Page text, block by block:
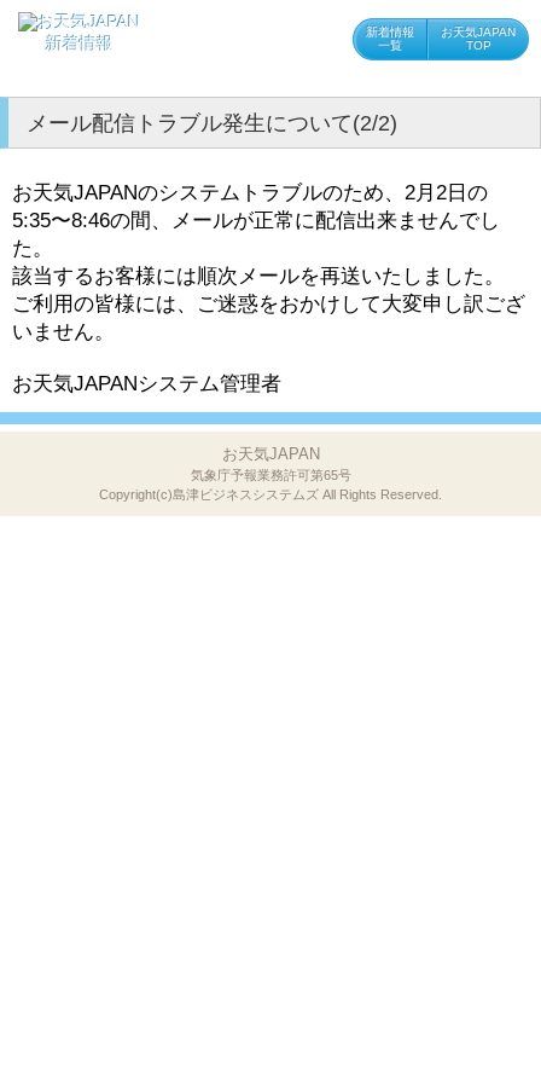
新着情報
新着情報
一覧
お天気JAPAN
TOP
メール配信トラブル発生について(2/2)
お天気JAPANのシステムトラブルのため、2月2日の
5:35〜8:46の間、メールが正常に配信出来ませんでし
た。
該当するお客様には順次メールを再送いたしました。
ご利用の皆様には、ご迷惑をおかけして大変申し訳ござ
いません。
お天気JAPANシステム管理者
お天気JAPAN
気象庁予報業務許可第65号
Copyright(c)島津ビジネスシステムズ All Rights Reserved.